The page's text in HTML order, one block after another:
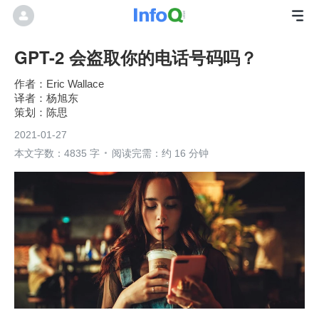
GPT-2 会盗取你的电话号码吗？
Eric Wallace
杨旭东
陈思
2021-01-27
本文字数：4835 字
阅读完需：约 16 分钟